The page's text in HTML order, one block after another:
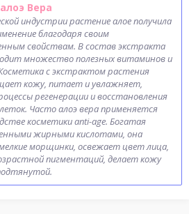
Вера
индустрии растение алое получила
благодаря своим
свойствам. В состав экстракта
множество полезных витаминов и
с экстрактом растения
кожу, питает и увлажняет,
регенерации и восстановления
Часто алоэ вера применяется
косметики anti-age. Богатая
жирными кислотами, она
морщинки, освежает цвет лица,
пигментаций, делает кожу